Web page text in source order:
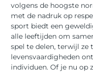
volgens de hoogste
met de nadruk op
sport biedt een
alle leeftijden om
spel te delen, terwijl
levensvaardigheden
individuen. Of je nu op